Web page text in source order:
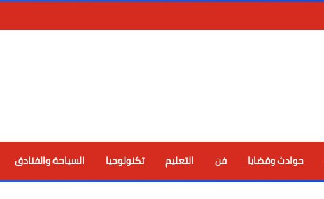
حوادث وقضايا فن التعليم تكنولوجيا السياحة والفنادق